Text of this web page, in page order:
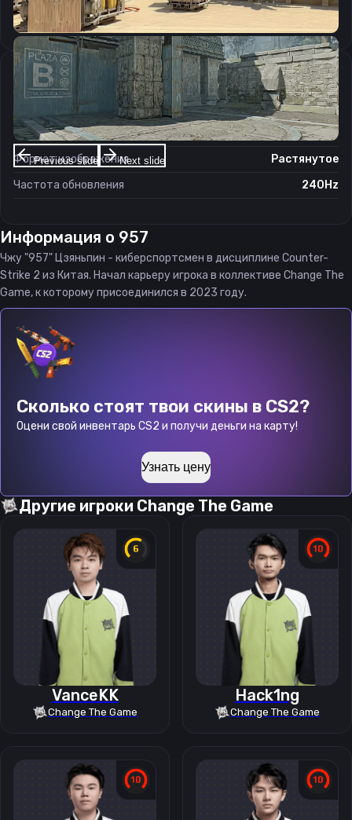
Previous slide Next slide
m_rawinput:
1
Настройки экрана
Разрешение
1280×960
Соотношение сторон
4:3
Формат изображения
Растянутое
Частота обновления
240Hz
Информация о 957
Чжу "957" Цзяньпин - киберспортсмен в дисциплине Counter-
Strike 2 из Китая. Начал карьеру игрока в коллективе Change The
Game, к которому присоединился в 2023 году.
Сколько стоят твои скины в CS2?
Оцени свой инвентарь CS2 и получи деньги на карту!
Узнать цену
Другие игроки Change The Game
VanceKK
Change The Game
Hack1ng
Change The Game